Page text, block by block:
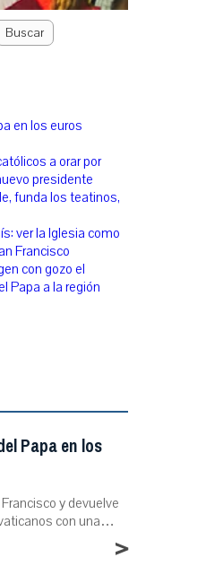
Buscar
en los euros
a orar por
presidente
funda los teatinos,
ver la Iglesia como
Francisco
con gozo el
Papa a la región
Papa en los
y devuelve
con una…
>